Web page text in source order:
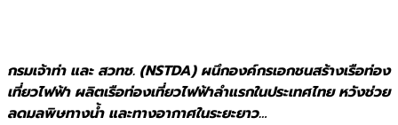
กรมเจ้าท่า และ สวทช. (NSTDA) ผนึกองค์กรเอกชนสร้างเรือท่อง
เที่ยวไฟฟ้า ผลิตเรือท่องเที่ยวไฟฟ้าลำแรกในประเทศไทย หวังช่วย
ลดมลพิษทางน้ำ และทางอากาศในระยะยาว…